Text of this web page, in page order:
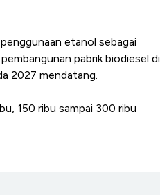
etanol sebagai
pabrik biodiesel di
2027 mendatang.
150 ribu sampai 300 ribu